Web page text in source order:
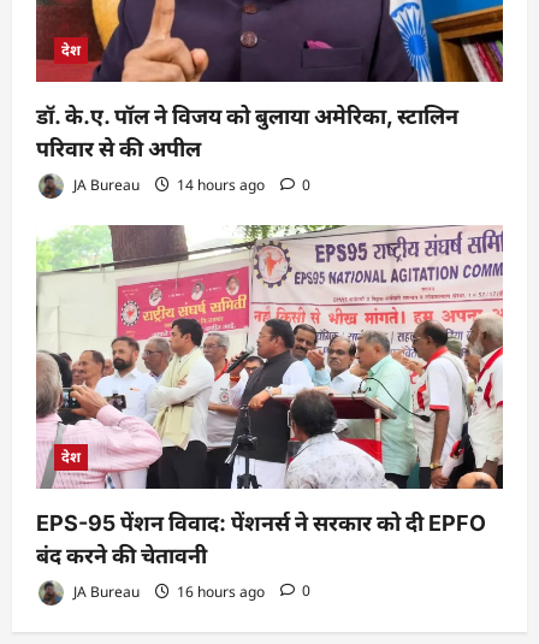
देश
डॉ. के.ए. पॉल ने विजय को बुलाया अमेरिका, स्टालिन
परिवार से की अपील
JA Bureau 14 hours ago 0
देश
EPS-95 पेंशन विवाद: पेंशनर्स ने सरकार को दी EPFO
बंद करने की चेतावनी
JA Bureau 16 hours ago 0